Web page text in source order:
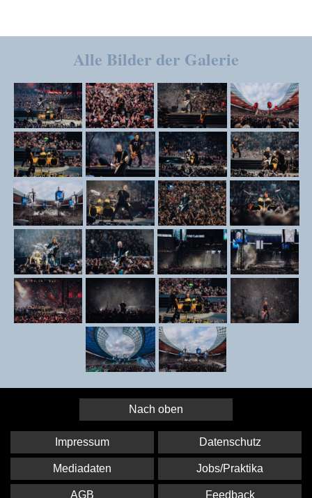
Alle Bilder der Galerie
Nach oben
Impressum Datenschutz
Mediadaten Jobs/Praktika
AGB Feedback